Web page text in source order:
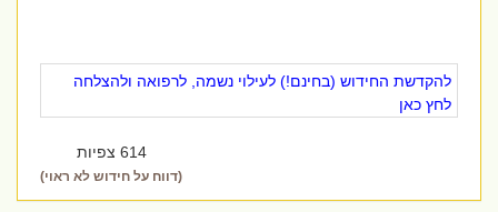
להקדשת החידוש (בחינם!) לעילוי נשמה, לרפואה ולהצלחה
לחץ כאן
614 צפיות
(דווח על חידוש לא ראוי)